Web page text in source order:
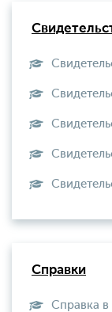
Справки
Справка в